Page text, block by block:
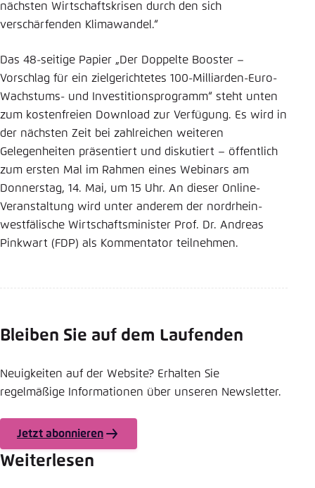
nächsten Wirtschaftskrisen durch den sich
verschärfenden Klimawandel.“
Das 48-seitige Papier „Der Doppelte Booster –
Vorschlag für ein zielgerichtetes 100-Milliarden-Euro-
Wachstums- und Investitionsprogramm“ steht unten
zum kostenfreien Download zur Verfügung. Es wird in
der nächsten Zeit bei zahlreichen weiteren
Gelegenheiten präsentiert und diskutiert – öffentlich
zum ersten Mal im Rahmen eines Webinars am
Donnerstag, 14. Mai, um 15 Uhr. An dieser Online-
Veranstaltung wird unter anderem der nordrhein-
westfälische Wirtschaftsminister Prof. Dr. Andreas
Pinkwart (FDP) als Kommentator teilnehmen.
Bleiben Sie auf dem Laufenden
Neuigkeiten auf der Website? Erhalten Sie
regelmäßige Informationen über unseren Newsletter.
Jetzt abonnieren
Weiterlesen